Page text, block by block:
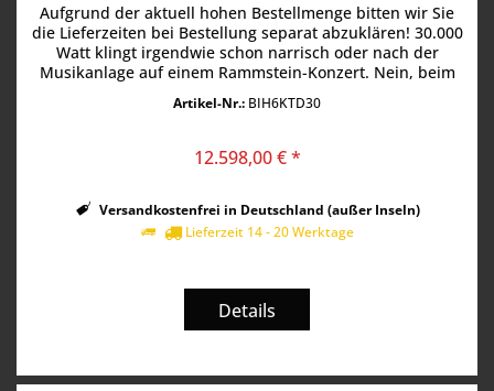
Aufgrund der aktuell hohen Bestellmenge bitten wir Sie
die Lieferzeiten bei Bestellung separat abzuklären! 30.000
Watt klingt irgendwie schon narrisch oder nach der
Musikanlage auf einem Rammstein-Konzert. Nein, beim
Artikel-Nr.: BIH6KTD30
12.598,00 € *
Versandkostenfrei in Deutschland (außer Inseln)
Lieferzeit 14 - 20 Werktage
Details